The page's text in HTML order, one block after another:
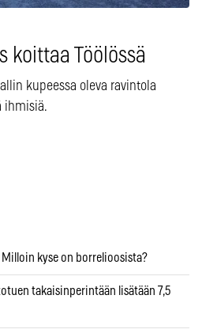
koittaa Töölössä
kupeessa oleva ravintola
ihmisiä.
kyse on borrelioosista?
takaisinperintään lisätään 7,5